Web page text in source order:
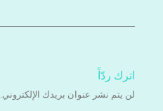
اترك ردّاً
لن يتم نشر عنوان بريدك الإلكتروني.